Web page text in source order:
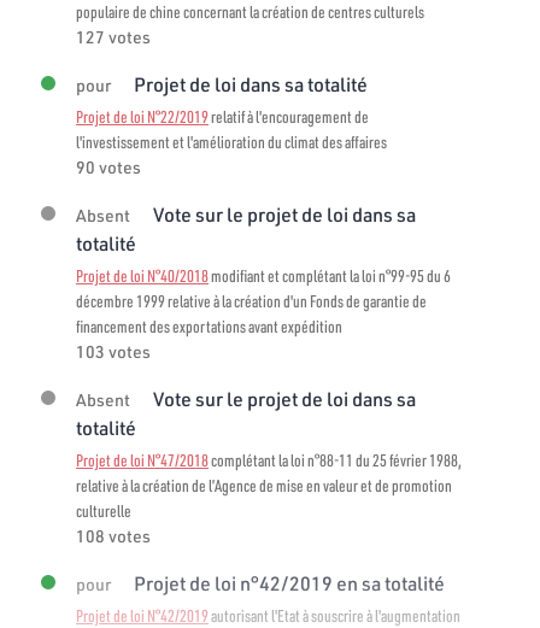
populaire de chine concernant la création de centres culturels
127 votes
pour Projet de loi dans sa totalité
Projet de loi N°22/2019relatif à l'encouragement de
l'investissement et l'amélioration du climat des affaires
90 votes
Absent
Vote sur le projet de loi dans sa
totalité
Projet de loi N°40/2018modifiant et complétant la loi n°99-95 du 6
décembre 1999 relative à la création d'un Fonds de garantie de
financement des exportations avant expédition
103 votes
Absent
Vote sur le projet de loi dans sa
totalité
Projet de loi N°47/2018complétant la loi n°88-11 du 25 février 1988,
relative à la création de l’Agence de mise en valeur et de promotion
culturelle
108 votes
pour Projet de loi n°42/2019 en sa totalité
Projet de loi N°42/2019autorisant l'Etat à souscrire à l'augmentation